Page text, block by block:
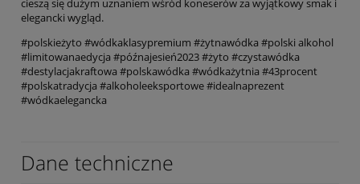
cieszą się dużym uznaniem wśród koneserów za wyjątkowy smak i
elegancki wygląd.
#polskieżyto #wódkaklasypremium #żytnawódka #polski alkohol
#limitowanaedycja #późnajesień2023 #żyto #czystawódka
#destylacjakraftowa #polskawódka #wódkażytnia #43procent
#polskatradycja #alkoholeeksportowe #idealnaprezent
#wódkaelegancka
Dane techniczne